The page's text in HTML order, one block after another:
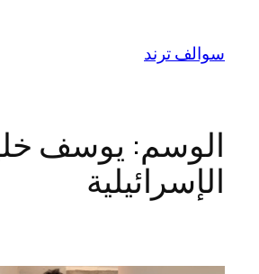
المحتوى
سوالف ترند
الوسم: يوسف
الإسرائيلية